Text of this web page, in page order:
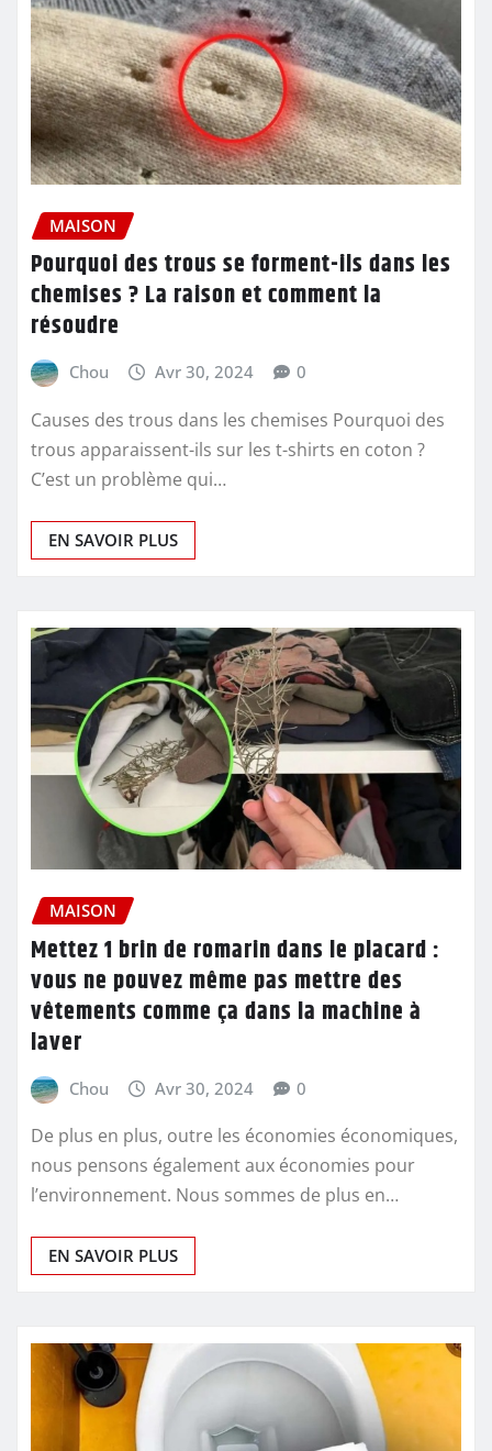
MAISON
Pourquoi des trous se forment-ils dans les
chemises ? La raison et comment la
résoudre
Chou Avr 30, 2024 0
Causes des trous dans les chemises Pourquoi des
trous apparaissent-ils sur les t-shirts en coton ?
C’est un problème qui…
EN SAVOIR PLUS
MAISON
Mettez 1 brin de romarin dans le placard :
vous ne pouvez même pas mettre des
vêtements comme ça dans la machine à
laver
Chou Avr 30, 2024 0
De plus en plus, outre les économies économiques,
nous pensons également aux économies pour
l’environnement. Nous sommes de plus en…
EN SAVOIR PLUS